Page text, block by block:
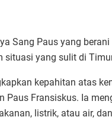
Sang Paus yang
situasi yang sulit di
kepahitan atas
Paus Fransiskus. Ia
listrik, atau air,